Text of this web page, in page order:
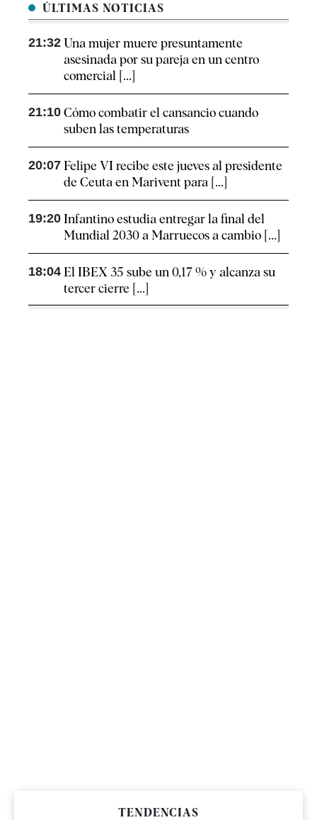
ÚLTIMAS NOTICIAS
21:32 Una mujer muere presuntamente
asesinada por su pareja en un centro
comercial [...]
21:10 Cómo combatir el cansancio​ cuando
suben las temperaturas
20:07 Felipe VI recibe este jueves al presidente
de Ceuta en Marivent para [...]
19:20 Infantino estudia entregar la final del
Mundial 2030 a Marruecos a cambio [...]
18:04 El IBEX 35 sube un 0,17 % y alcanza su
tercer cierre [...]
TENDENCIAS